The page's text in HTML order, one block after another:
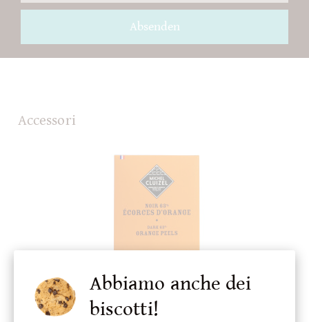
Absenden
Accessori
Abbiamo anche dei
biscotti!